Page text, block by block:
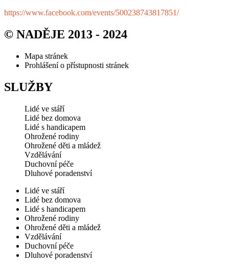
https://www.facebook.com/events/500238743817851/
© NADĚJE 2013 - 2024
Mapa stránek
Prohlášení o přístupnosti stránek
SLUŽBY
Lidé ve stáří
Lidé bez domova
Lidé s handicapem
Ohrožené rodiny
Ohrožené děti a mládež
Vzdělávání
Duchovní péče
Dluhové poradenství
Lidé ve stáří
Lidé bez domova
Lidé s handicapem
Ohrožené rodiny
Ohrožené děti a mládež
Vzdělávání
Duchovní péče
Dluhové poradenství